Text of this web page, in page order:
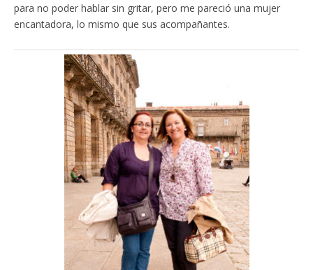
para no poder hablar sin gritar, pero me pareció una mujer
encantadora, lo mismo que sus acompañantes.